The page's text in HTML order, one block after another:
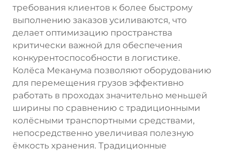
требования клиентов к более быстрому
выполнению заказов усиливаются, что
делает оптимизацию пространства
критически важной для обеспечения
конкурентоспособности в логистике.
Колёса Меканума позволяют оборудованию
для перемещения грузов эффективно
работать в проходах значительно меньшей
ширины по сравнению с традиционными
колёсными транспортными средствами,
непосредственно увеличивая полезную
ёмкость хранения. Традиционные